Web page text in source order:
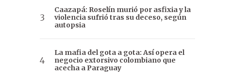
Caazapá: Roselín murió por asfixia y la
violencia sufrió tras su deceso, según
autopsia
La mafia del gota a gota: Así opera el
negocio extorsivo colombiano que
acecha a Paraguay